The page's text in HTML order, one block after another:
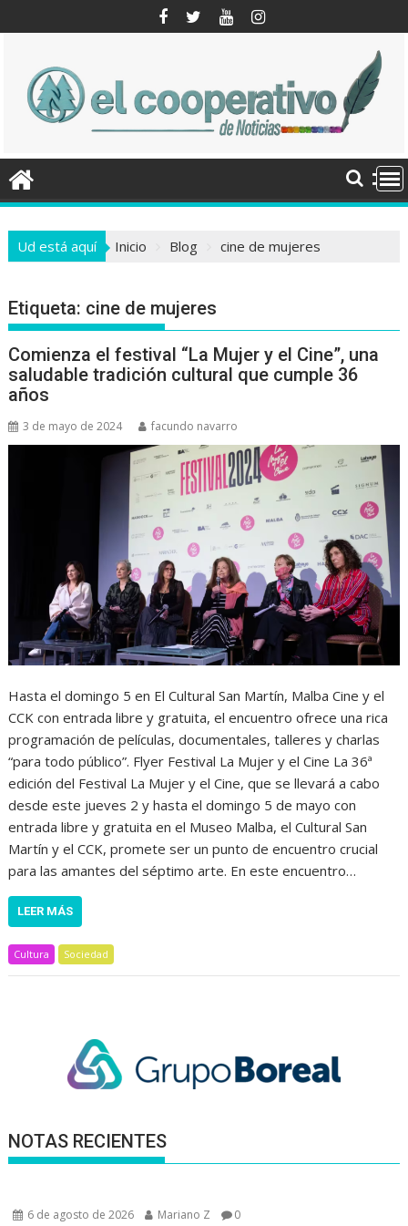
al
Ud está aquí Inicio Blog cine de mujeres
Etiqueta: cine de mujeres
Comienza el festival “La Mujer y el Cine”, una
saludable tradición cultural que cumple 36
años
3 de mayo de 2024 facundo navarro
Hasta el domingo 5 en El Cultural San Martín, Malba Cine y el
CCK con entrada libre y gratuita, el encuentro ofrece una rica
programación de películas, documentales, talleres y charlas
“para todo público”. Flyer Festival La Mujer y el Cine La 36ª
edición del Festival La Mujer y el Cine, que se llevará a cabo
desde este jueves 2 y hasta el domingo 5 de mayo con
entrada libre y gratuita en el Museo Malba, el Cultural San
Martín y el CCK, promete ser un punto de encuentro crucial
para las amantes del séptimo arte. En este encuentro…
LEER MÁS
Cultura Sociedad
NOTAS RECIENTES
6 de agosto de 2026 Mariano Z 0